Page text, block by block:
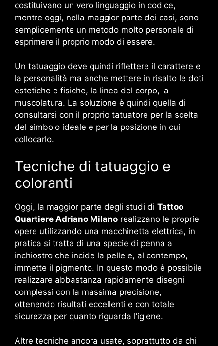
costituivano un vero linguaggio in codice,
mentre oggi, nella maggior parte dei casi, sono
semplicemente un metodo molto personale di
esprimere il proprio modo di essere.
Un tatuaggio deve quindi riflettere il carattere e
la personalità ma anche mettere in risalto le doti
estetiche e fisiche, la linea del corpo, la
muscolatura. La soluzione è quindi quella di
consultarsi con il proprio tatuatore per la scelta
del simbolo ideale e per la posizione in cui
collocarlo.
Tecniche di tatuaggio e
coloranti
Oggi, la maggior parte degli studi di Tattoo
Quartiere Adriano Milano realizzano le proprie
opere utilizzando una macchinetta elettrica, in
pratica si tratta di una specie di penna a
inchiostro che incide la pelle e, al contempo,
immette il pigmento. In questo modo è possibile
realizzare abbastanza rapidamente disegni
complessi con la massima precisione,
ottenendo risultati eccellenti e con totale
sicurezza per quanto riguarda l’igiene.
Altre tecniche ancora usate, soprattutto da chi